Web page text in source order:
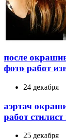
после
фото работ
24 декабря
аэртач
работ
25 декабря